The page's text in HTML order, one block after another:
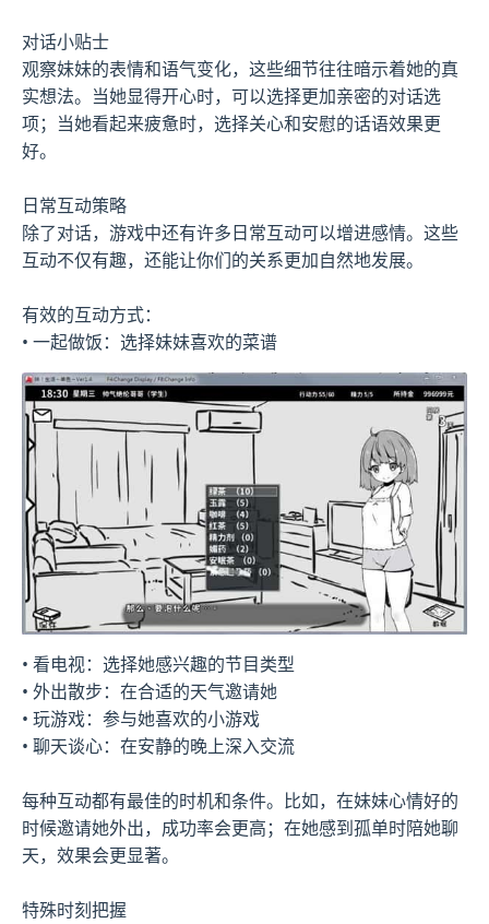
对话小贴士
观察妹妹的表情和语气变化，这些细节往往暗示着她的真
实想法。当她显得开心时，可以选择更加亲密的对话选
项；当她看起来疲惫时，选择关心和安慰的话语效果更
好。
日常互动策略
除了对话，游戏中还有许多日常互动可以增进感情。这些
互动不仅有趣，还能让你们的关系更加自然地发展。
有效的互动方式：
• 一起做饭：选择妹妹喜欢的菜谱
• 看电视：选择她感兴趣的节目类型
• 外出散步：在合适的天气邀请她
• 玩游戏：参与她喜欢的小游戏
• 聊天谈心：在安静的晚上深入交流
每种互动都有最佳的时机和条件。比如，在妹妹心情好的
时候邀请她外出，成功率会更高；在她感到孤单时陪她聊
天，效果会更显著。
特殊时刻把握